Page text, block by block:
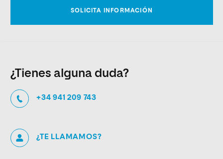
¿Tienes alguna duda?
+34 941 209 743
¿TE LLAMAMOS?